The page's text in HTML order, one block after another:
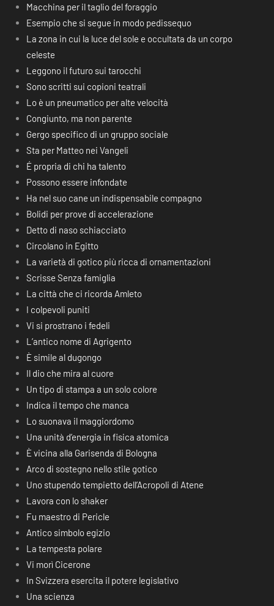
Macchina per il taglio del foraggio
Esempio che si segue in modo pedissequo
La zona in cui la luce del sole e occultata da un corpo
celeste
Leggono il futuro sui tarocchi
Sono scritti sui copioni teatrali
Lo è un pneumatico per alte velocità
Congiunto, ma non parente
Gergo specifico di un gruppo sociale
Sta per Matteo nei Vangeli
É propria di chi ha talento
Possono essere infondate
Ha nel suo cane un indispensabile compagno
Bolidi per prove di accelerazione
Detto di naso schiacciato
Circolano in Egitto
La varietà di gotico più ricca di ornamentazioni
Scrisse Senza famiglia
La città che ci ricorda Amleto
I colpevoli puniti
Vi si prostrano i fedeli
L’antico nome di Agrigento
È simile al dugongo
Il dio che mira al cuore
Un tipo di stampa a un solo colore
Indica il tempo che manca
Lo suonava il maggiordomo
Una unità d’energia in fisica atomica
È vicina alla Garisenda di Bologna
Arco di sostegno nello stile gotico
Uno stupendo tempietto dell’Acropoli di Atene
Lavora con lo shaker
Fu maestro di Pericle
Antico simbolo egizio
La tempesta polare
Vi morì Cicerone
In Svizzera esercita il potere legislativo
Una scienza